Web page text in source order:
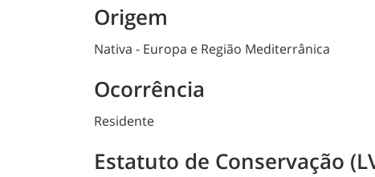
Origem
Nativa - Europa e Região Mediterrânica
Ocorrência
Residente
Estatuto de Conservação